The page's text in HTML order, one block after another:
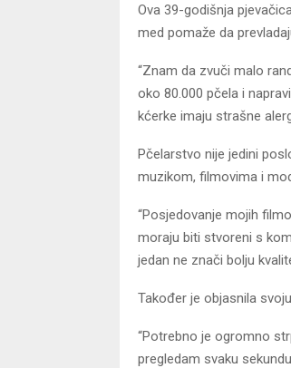
Ova 39-godišnja
med pomaže da
“Znam da zvuči malo
oko 80.000 pčela i
kćerke imaju strašne
Pčelarstvo nije jedini
muzikom, filmovima i
“Posjedovanje mojih
moraju biti stvoreni s
jedan ne znači bolju
Također je objasnila
“Potrebno je ogromno
pregledam svaku